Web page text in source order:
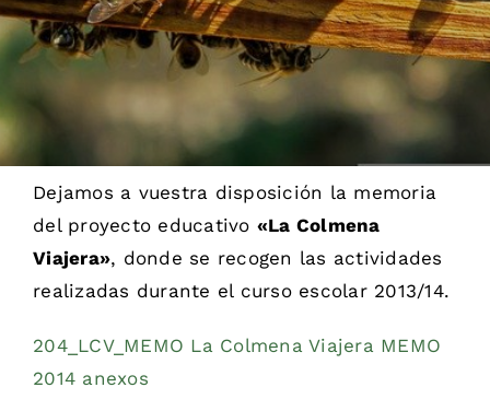
Dejamos a vuestra disposición la memoria
del proyecto educativo «La Colmena
Viajera», donde se recogen las actividades
realizadas durante el curso escolar 2013/14.
204_LCV_MEMO La Colmena Viajera MEMO
2014 anexos